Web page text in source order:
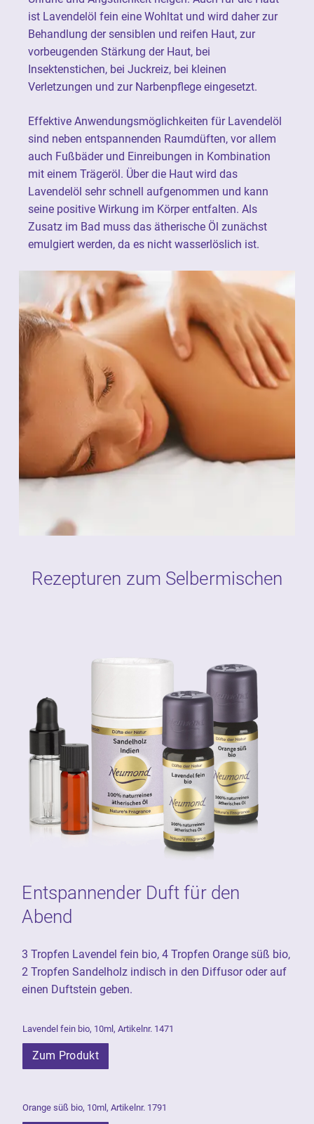
ist Lavendelöl fein eine Wohltat und wird daher zur
Behandlung der sensiblen und reifen Haut, zur
vorbeugenden Stärkung der Haut, bei
Insektenstichen, bei Juckreiz, bei kleinen
Verletzungen und zur Narbenpflege eingesetzt.
Effektive Anwendungsmöglichkeiten für Lavendelöl
sind neben entspannenden Raumdüften, vor allem
auch Fußbäder und Einreibungen in Kombination
mit einem Trägeröl. Über die Haut wird das
Lavendelöl sehr schnell aufgenommen und kann
seine positive Wirkung im Körper entfalten. Als
Zusatz im Bad muss das ätherische Öl zunächst
emulgiert werden, da es nicht wasserlöslich ist.
Rezepturen zum Selbermischen
Entspannender Duft für den
Abend
3 Tropfen Lavendel fein bio, 4 Tropfen Orange süß bio,
2 Tropfen Sandelholz indisch in den Diffusor oder auf
einen Duftstein geben.
Lavendel fein bio, 10ml, Artikelnr. 1471
Zum Produkt
Orange süß bio, 10ml, Artikelnr. 1791